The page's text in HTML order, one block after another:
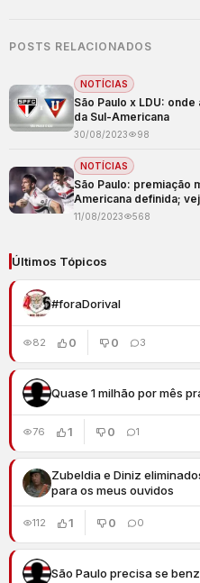
POSTS RELACIONADOS
NOTÍCIAS
São Paulo x LDU:
da Sul-Americana
30/08/2023 98
NOTÍCIAS
São Paulo: premiação
Americana definida;
11/08/2023 568
Últimos Tópicos
#foraDorival
82 0 0 3
Quase 1 milhão por mês
76 1 0 1
Zubeldia e Diniz
para os meus ouvidos
112 1 0 0
São Paulo precisa se